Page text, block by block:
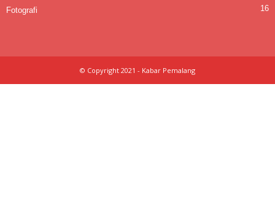
Fotografi 16
© Copyright 2021 - Kabar Pemalang